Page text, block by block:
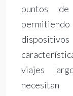
puntos
viajes
necesitan